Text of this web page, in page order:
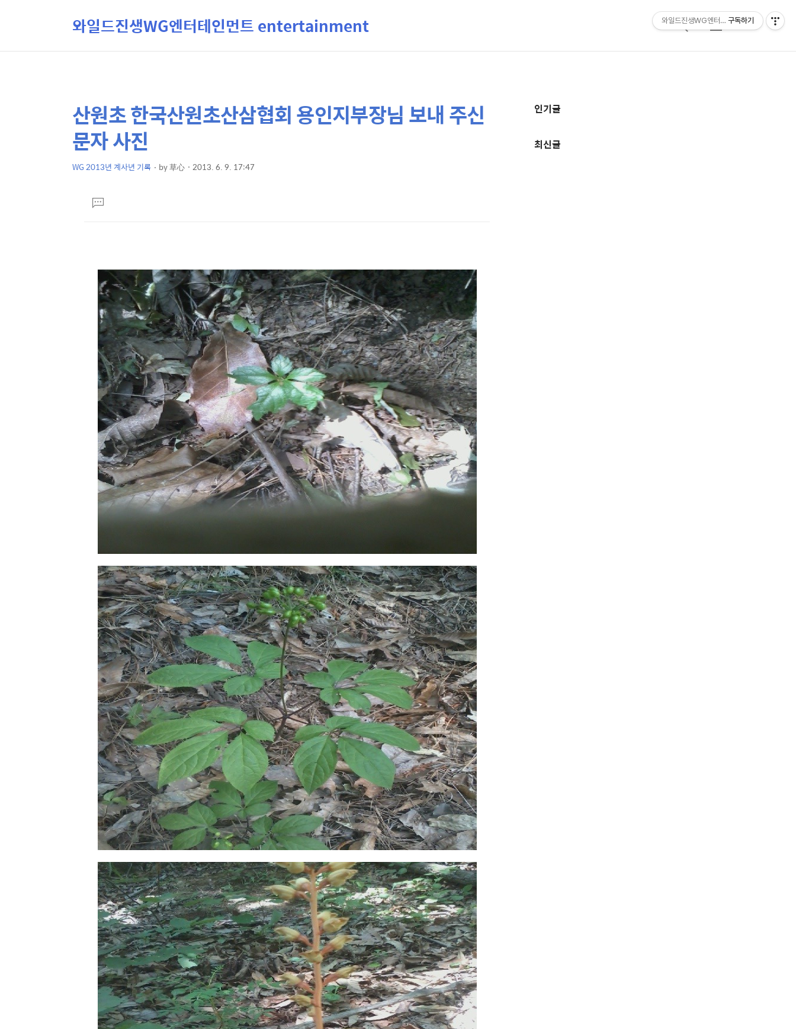
와일드진생WG엔터테인먼트 entertainment
검
메
상
세
컨
텐
본
문
제
목
산원초 한국산원초산삼협회 용인지부장님 보내 주신
문자 사진
WG 2013년 계사년 기록 by草心 2013. 6. 9. 17:47
댓
글
추
정
인기글
최신글
와일드진생WG엔터테인먼트
구독하기